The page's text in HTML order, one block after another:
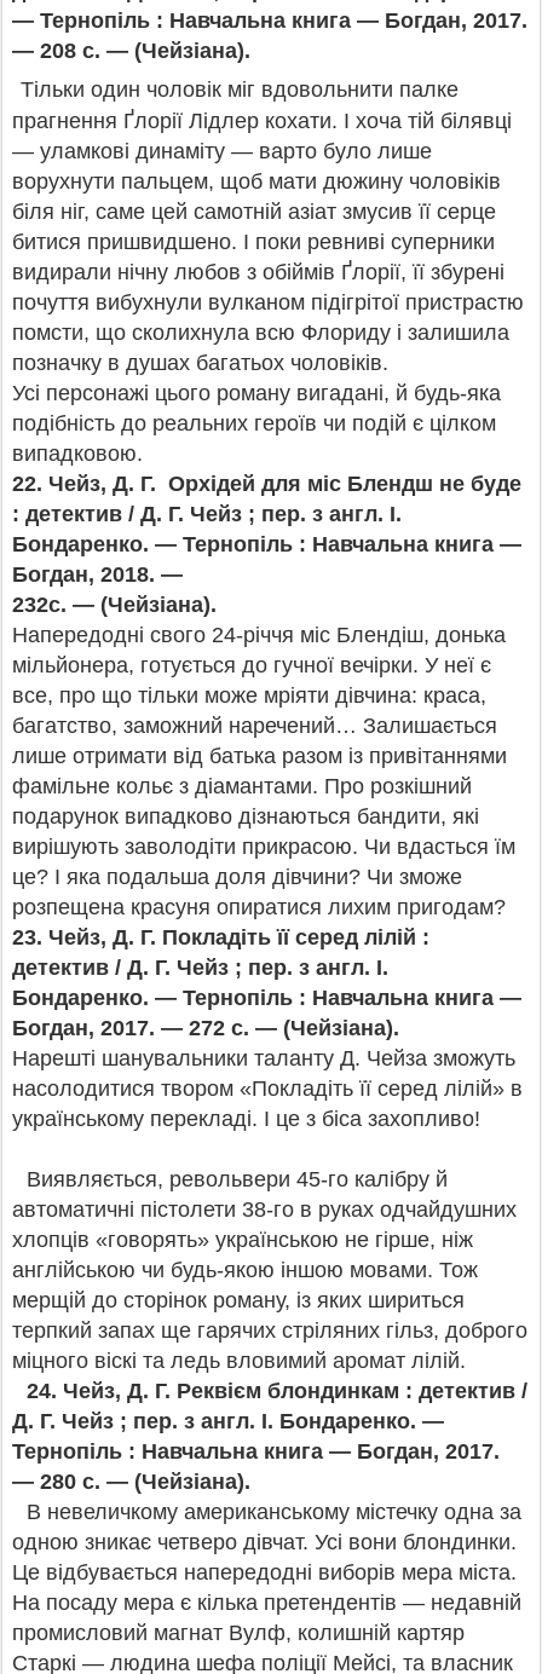
— Тернопіль : Навчальна книга — Богдан, 2017.
— 208 с. — (Чейзіана).
Тільки один чоловік міг вдовольнити палке
прагнення Ґлорії Лідлер кохати. І хоча тій білявці
— уламкові динаміту — варто було лише
ворухнути пальцем, щоб мати дюжину чоловіків
біля ніг, саме цей самотній азіат змусив її серце
битися пришвидшено. І поки ревниві суперники
видирали нічну любов з обіймів Ґлорії, її збурені
почуття вибухнули вулканом підігрітої пристрастю
помсти, що сколихнула всю Флориду і залишила
позначку в душах багатьох чоловіків.
Усі персонажі цього роману вигадані, й будь-яка
подібність до реальних героїв чи подій є цілком
випадковою.
22. Чейз, Д. Г. Орхідей для міс Блендш не буде
: детектив / Д. Г. Чейз ; пер. з англ. І.
Бондаренко. — Тернопіль : Навчальна книга —
Богдан, 2018. —
232с. — (Чейзіана).
Напередодні свого 24-річчя міс Блендіш, донька
мільйонера, готується до гучної вечірки. У неї є
все, про що тільки може мріяти дівчина: краса,
багатство, заможний наречений… Залишається
лише отримати від батька разом із привітаннями
фамільне кольє з діамантами. Про розкішний
подарунок випадково дізнаються бандити, які
вирішують заволодіти прикрасою. Чи вдасться їм
це? І яка подальша доля дівчини? Чи зможе
розпещена красуня опиратися лихим пригодам?
23. Чейз, Д. Г. Покладіть її серед лілій :
детектив / Д. Г. Чейз ; пер. з англ. І.
Бондаренко. — Тернопіль : Навчальна книга —
Богдан, 2017. — 272 с. — (Чейзіана).
Нарешті шанувальники таланту Д. Чейза зможуть
насолодитися твором «Покладіть її серед лілій» в
українському перекладі. І це з біса захопливо!
Виявляється, револьвери 45-го калібру й
автоматичні пістолети 38-го в руках одчайдушних
хлопців «говорять» українською не гірше, ніж
англійською чи будь-якою іншою мовами. Тож
мерщій до сторінок роману, із яких шириться
терпкий запах ще гарячих стріляних гільз, доброго
міцного віскі та ледь вловимий аромат лілій.
24. Чейз, Д. Г. Реквієм блондинкам : детектив /
Д. Г. Чейз ; пер. з англ. І. Бондаренко. —
Тернопіль : Навчальна книга — Богдан, 2017.
— 280 с. — (Чейзіана).
В невеличкому американському містечку одна за
одною зникає четверо дівчат. Усі вони блондинки.
Це відбувається напередодні виборів мера міста.
На посаду мера є кілька претендентів — недавній
промисловий магнат Вулф, колишній картяр
Старкі — людина шефа поліції Мейсі, та власник